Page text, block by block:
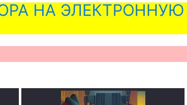
НА ЭЛЕКТРОННУЮ